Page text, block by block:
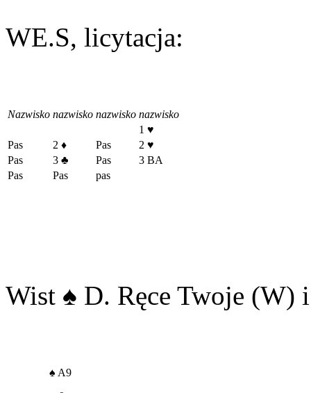
WE.S, licytacja:
Nazwisko nazwisko nazwisko nazwisko
1 ♥
Pas
2 ♦ Pas 2 ♥
Pas
3 ♣ Pas
3 BA
Pas
Pas pas
Wist ♠ D. Ręce Twoje (W)
♠ A9